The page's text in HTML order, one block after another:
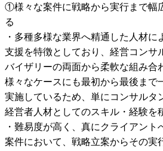
①様々な案件に戦略から実行まで幅
る
・多種多様な業界へ精通した人材に
支援を特徴としており、経営コンサ
バイザリーの両面から柔軟な組み合
様々なケースにも最初から最後まで
実施しているため、単にコンサルタ
経営者人材としてのスキル・経験を
・難易度が高く、真にクライアント
案件において、戦略立案からその実